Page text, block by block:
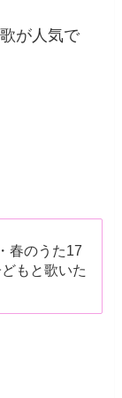
が人気で
春のうた17
もと歌いた